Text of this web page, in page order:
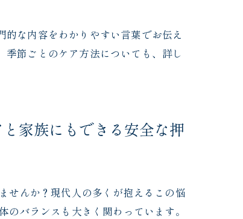
な内容をわかりやすい言葉でお伝え
節ごとのケア方法についても、詳し
家族にもできる安全な押
せんか？現代人の多くが抱えるこの悩
バランスも大きく関わっています。